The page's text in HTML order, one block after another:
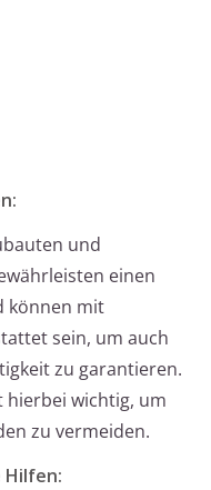
und
einen
können mit
sein, um auch
zu garantieren.
hierbei wichtig, um
zu vermeiden.